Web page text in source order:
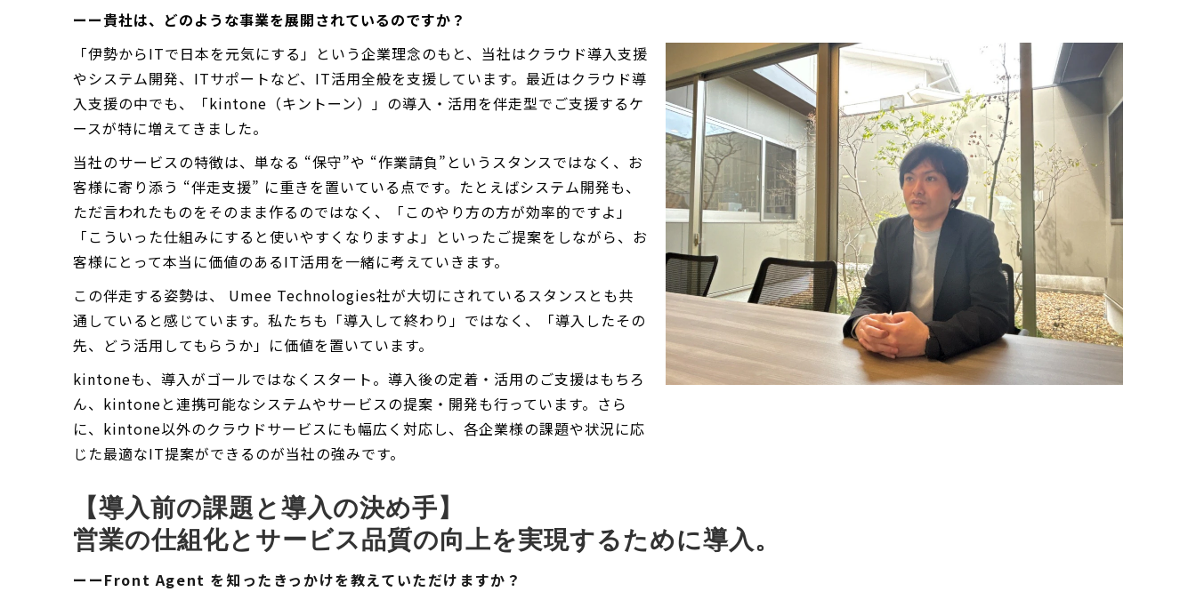
ーー貴社は、どのような事業を展開されているのですか？
「伊勢からITで日本を元気にする」という企業理念のもと、当社はクラウド導入支援
やシステム開発、ITサポートなど、IT活用全般を支援しています。最近はクラウド導
入支援の中でも、「kintone（キントーン）」の導入・活用を伴走型でご支援するケ
ースが特に増えてきました。
当社のサービスの特徴は、単なる “保守”や “作業請負”というスタンスではなく、お
客様に寄り添う “伴走支援” に重きを置いている点です。たとえばシステム開発も、
ただ言われたものをそのまま作るのではなく、「このやり方の方が効率的ですよ」
「こういった仕組みにすると使いやすくなりますよ」といったご提案をしながら、お
客様にとって本当に価値のあるIT活用を一緒に考えていきます。
この伴走する姿勢は、 Umee Technologies社が大切にされているスタンスとも共
通していると感じています。私たちも「導入して終わり」ではなく、「導入したその
先、どう活用してもらうか」に価値を置いています。
kintoneも、導入がゴールではなくスタート。導入後の定着・活用のご支援はもちろ
ん、kintoneと連携可能なシステムやサービスの提案・開発も行っています。さら
に、kintone以外のクラウドサービスにも幅広く対応し、各企業様の課題や状況に応
じた最適なIT提案ができるのが当社の強みです。
【導入前の課題と導入の決め手】
営業の仕組化とサービス品質の向上を実現するために導入。
ーーFront Agent を知ったきっかけを教えていただけますか？